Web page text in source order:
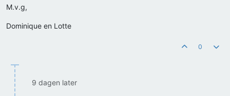
M.v.g,
Dominique en Lotte
0
9 dagen later